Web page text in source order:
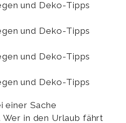
einer Sache
Wer in den Urlaub fährt